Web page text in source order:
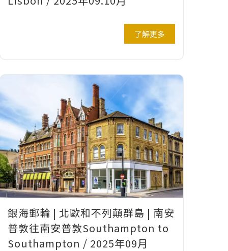
了解更多
銀海郵輪 | 北歐和不列顛群島 | 南安
普敦往南安普敦Southampton to
Southampton / 2025年09月